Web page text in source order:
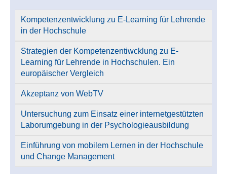
Kompetenzentwicklung zu E-Learning für Lehrende
in der Hochschule
Strategien der Kompetenzentiwcklung zu E-
Learning für Lehrende in Hochschulen. Ein
europäischer Vergleich
Akzeptanz von WebTV
Untersuchung zum Einsatz einer internetgestützten
Laborumgebung in der Psychologieausbildung
Einführung von mobilem Lernen in der Hochschule
und Change Management